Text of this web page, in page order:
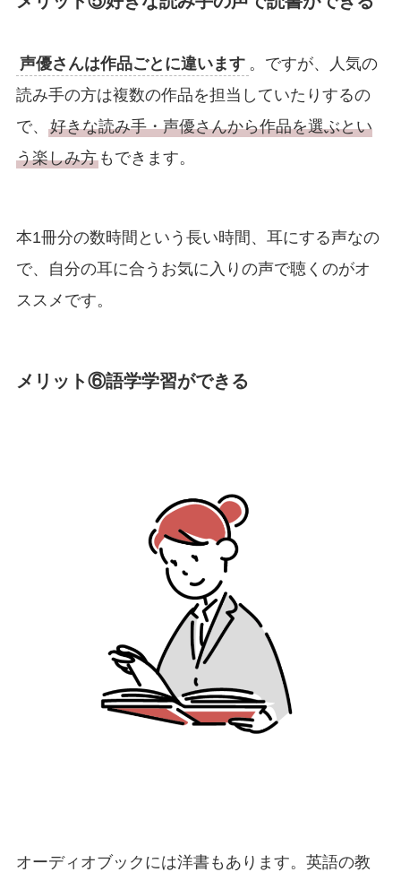
声優さんは作品ごとに違います 。ですが、人気の
読み手の方は複数の作品を担当していたりするの
で、 好きな読み手・声優さんから作品を選ぶとい
う楽しみ方もできます。
本1冊分の数時間という長い時間、耳にする声なの
で、自分の耳に合うお気に入りの声で聴くのがオ
ススメです。
メリット⑥語学学習ができる
オーディオブックには洋書もあります。英語の教